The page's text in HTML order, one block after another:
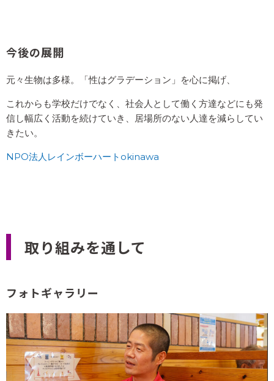
立までの生い立ち
自身もゲイであるレインボーハート理事長の竹内清文さ
遊ぶことが好きで、小学校5年生の頃に男の子にドキドキ
するようになり男の子が好きなんだということに気づき
ました。
ある日の事、男の子の友達に「しゃべり方が変だ」と言
「女の人を好きになるぞ」など暗示をかけ、自分自身も
に自由になることができ、自分自身を徐々に受け入れて
いくことができた。22歳の頃、初めて男友達に勇気を振
り絞って打ち明けたところ、「まぁいいんじゃない、こ
れからどうしたいの」とびっくりはしていたけど否定的
な言葉はなく、その時に竹内さんも「周りに打ち明けた
い」と話し、それから徐々に周りに打ち明けていけるよ
今後の展開
元々生物は多様。「性はグラデーション」を心に掲げ、
これからも学校だけでなく、社会人として働く方達などにも発
信し幅広く活動を続けていき、居場所のない人達を減らしてい
きたい。
NPO法人レインボーハートokinawa
取り組みを通して
フォトギャラリー